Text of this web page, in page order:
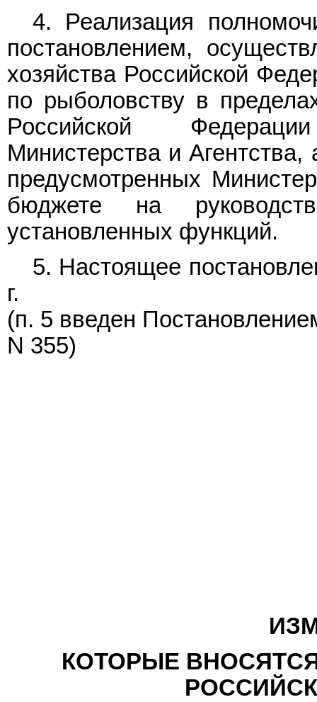
4. Реализация
постановлением,
хозяйства Российской
по рыболовству в
Российской
Министерства и
предусмотренных
бюджете на
установленных функций.
5. Настоящее
г.
(п. 5 введен
N 355)
КОТОРЫЕ